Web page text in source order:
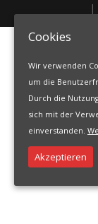
|
Cookies
Wir verwenden
um die
Durch die
sich mit der
einverstanden.
Akzeptieren